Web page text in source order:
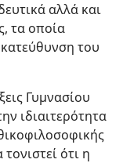
αλλά και
τα οποία
του
Γυμνασίου
ιδιαιτερότητα
ότι η